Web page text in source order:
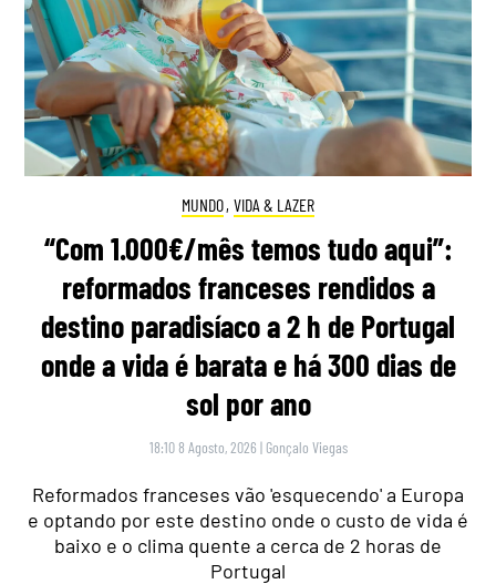
MUNDO, VIDA & LAZER
“Com 1.000€/mês temos tudo aqui”:
reformados franceses rendidos a
destino paradisíaco a 2 h de Portugal
onde a vida é barata e há 300 dias de
sol por ano
18:10 8 Agosto, 2026 | Gonçalo Viegas
Reformados franceses vão 'esquecendo' a Europa
e optando por este destino onde o custo de vida é
baixo e o clima quente a cerca de 2 horas de
Portugal